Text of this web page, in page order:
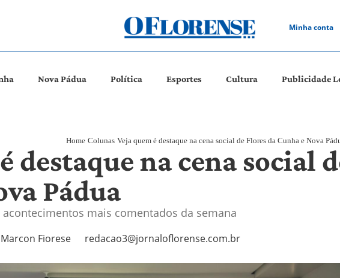
Minha conta
Nova Pádua Política Esportes Cultura Publicidade
Home Colunas Veja quem é destaque na cena social de Flores da Cunha e Nova
destaque na cena social
Pádua
mais comentados da semana
Fiorese redacao3@jornaloflorense.com.br